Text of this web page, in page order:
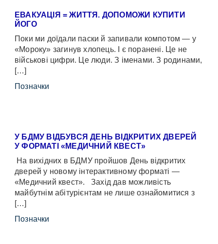
ЕВАКУАЦІЯ = ЖИТТЯ. ДОПОМОЖИ КУПИТИ
ЙОГО
Поки ми доїдали паски й запивали компотом — у
«Мороку» загинув хлопець. І є поранені. Це не
військові цифри. Це люди. З іменами. З родинами,
[…]
Позначки
У БДМУ ВІДБУВСЯ ДЕНЬ ВІДКРИТИХ ДВЕРЕЙ
У ФОРМАТІ «МЕДИЧНИЙ КВЕСТ»
На вихідних в БДМУ пройшов День відкритих
дверей у новому інтерактивному форматі —
«Медичний квест». Захід дав можливість
майбутнім абітурієнтам не лише ознайомитися з
[…]
Позначки